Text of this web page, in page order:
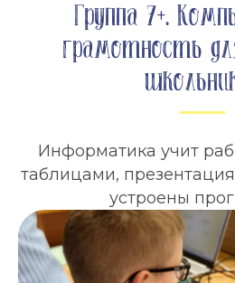
Группа 7+.
грамотность
Информатика учит
таблицами,
устроены